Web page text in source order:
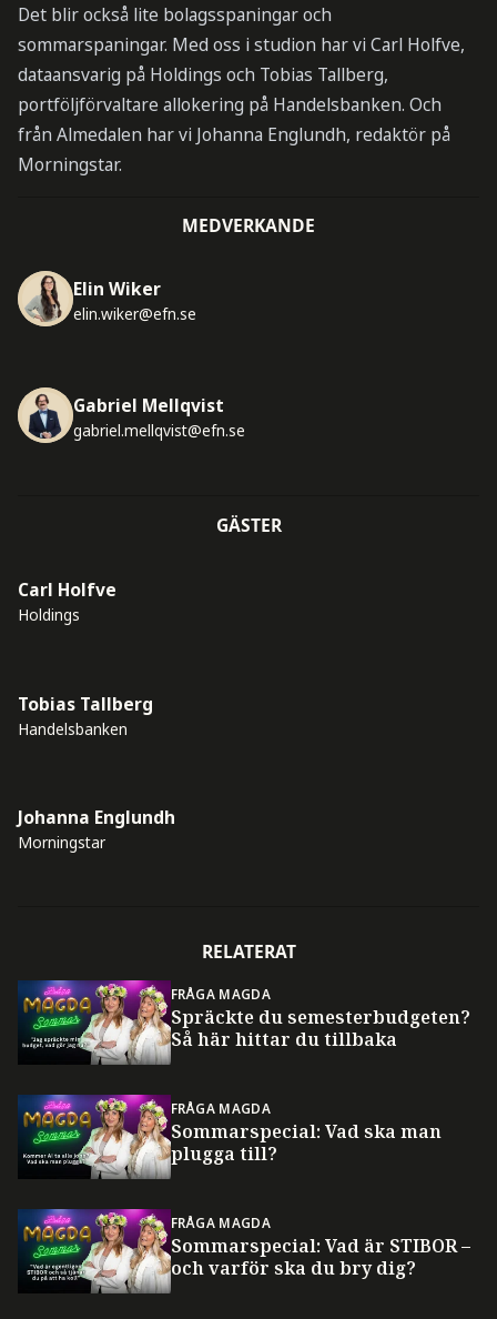
Det blir också lite bolagsspaningar och
sommarspaningar. Med oss i studion har vi Carl Holfve,
dataansvarig på Holdings och Tobias Tallberg,
portföljförvaltare allokering på Handelsbanken. Och
från Almedalen har vi Johanna Englundh, redaktör på
Morningstar.
MEDVERKANDE
Elin Wiker
elin.wiker@efn.se
Gabriel Mellqvist
gabriel.mellqvist@efn.se
GÄSTER
Carl Holfve
Holdings
Tobias Tallberg
Handelsbanken
Johanna Englundh
Morningstar
RELATERAT
FRÅGA MAGDA
Spräckte du semesterbudgeten?
Så här hittar du tillbaka
FRÅGA MAGDA
Sommarspecial: Vad ska man
plugga till?
FRÅGA MAGDA
Sommarspecial: Vad är STIBOR –
och varför ska du bry dig?